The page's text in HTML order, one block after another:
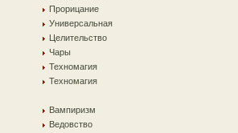
Прорицание
Универсальная
Целительство
Чары
Техномагия
Техномагия
Вампиризм
Ведовство